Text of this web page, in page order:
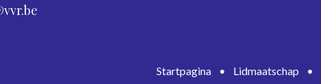
Startpagina • Lidmaatschap •